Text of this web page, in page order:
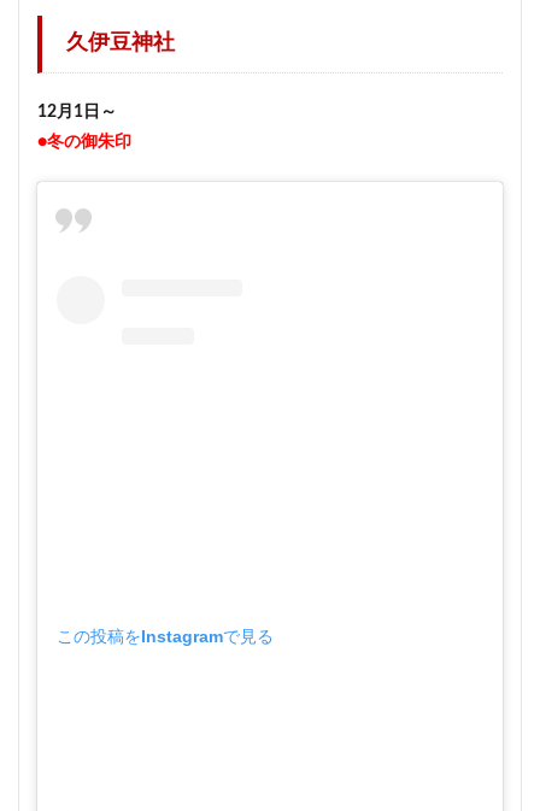
久伊豆神社
12月1日～
●冬の御朱印
この投稿をInstagramで見る